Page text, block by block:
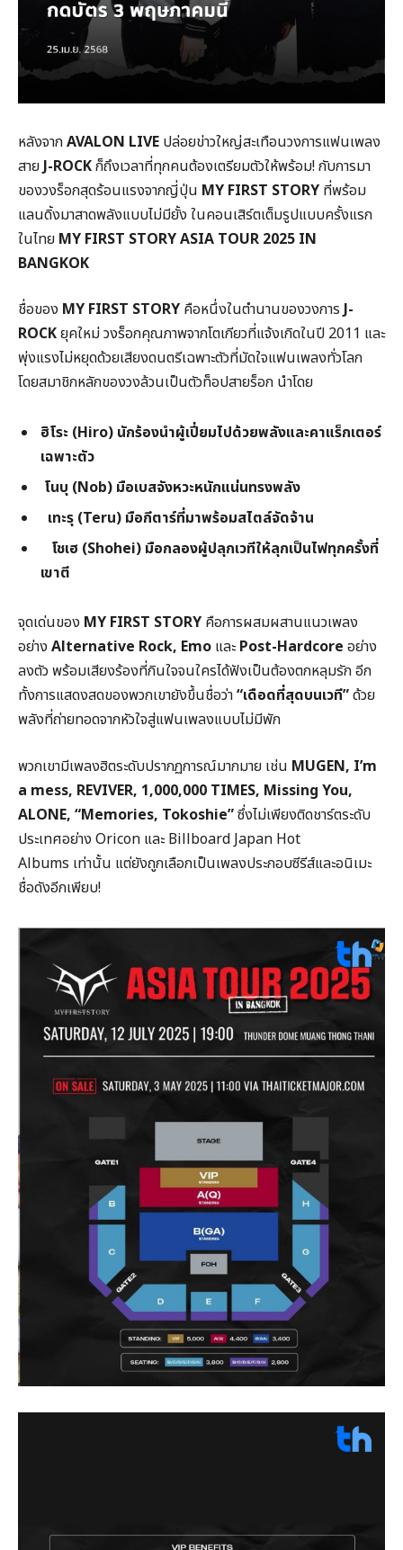
หลังจากAVALON LIVE ปล่อยข่าวใหญ่สะเทือนวงการแฟนเพลง
สายJ-ROCKก็ถึงเวลาที่ทุกคนต้องเตรียมตัวให้พร้อม! กับการมา
ของวงร็อกสุดร้อนแรงจากญี่ปุ่น MY FIRST STORY ที่พร้อม
แลนดิ้งมาสาดพลังแบบไม่มียั้ง ในคอนเสิร์ตเต็มรูปแบบครั้งแรก
ในไทย MY FIRST STORY ASIA TOUR 2025 IN
BANGKOK
ชื่อของ MY FIRST STORY คือหนึ่งในตำนานของวงการJ-
ROCKยุคใหม่ วงร็อกคุณภาพจากโตเกียวที่แจ้งเกิดในปี 2011 และ
พุ่งแรงไม่หยุดด้วยเสียงดนตรีเฉพาะตัวที่มัดใจแฟนเพลงทั่วโลก
โดยสมาชิกหลักของวงล้วนเป็นตัวท็อปสายร็อก นำโดย
ฮิโระ (Hiro) นักร้องนำผู้เปี่ยมไปด้วยพลังและคาแร็กเตอร์
เฉพาะตัว
โนบุ (Nob) มือเบสจังหวะหนักแน่นทรงพลัง
เทะรุ (Teru) มือกีตาร์ที่มาพร้อมสไตล์จัดจ้าน
โชเฮ (Shohei) มือกลองผู้ปลุกเวทีให้ลุกเป็นไฟทุกครั้งที่
เขาตี
จุดเด่นของ MY FIRST STORY คือการผสมผสานแนวเพลง
อย่าง Alternative Rock, Emo และPost-Hardcore อย่าง
ลงตัว พร้อมเสียงร้องที่กินใจจนใครได้ฟังเป็นต้องตกหลุมรัก อีก
ทั้งการแสดงสดของพวกเขายังขึ้นชื่อว่า“เดือดที่สุดบนเวที”ด้วย
พลังที่ถ่ายทอดจากหัวใจสู่แฟนเพลงแบบไม่มีพัก
พวกเขามีเพลงฮิตระดับปรากฏการณ์มากมาย เช่น MUGEN, I’m
a mess, REVIVER, 1,000,000 TIMES, Missing You,
ALONE, “Memories, Tokoshie”ซึ่งไม่เพียงติดชาร์ตระดับ
ประเทศอย่าง Oricon และ Billboard Japan Hot
Albums เท่านั้น แต่ยังถูกเลือกเป็นเพลงประกอบซีรีส์และอนิเมะ
ชื่อดังอีกเพียบ!